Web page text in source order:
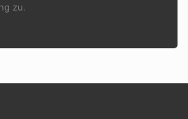
zu.